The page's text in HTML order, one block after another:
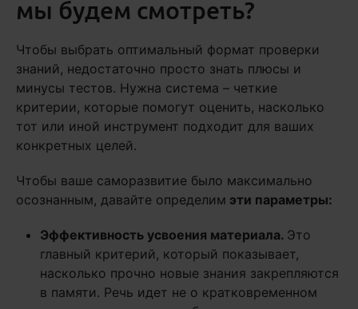
мы будем смотреть?
Чтобы выбрать оптимальный формат проверки
знаний, недостаточно просто знать плюсы и
минусы тестов. Нужна система – четкие
критерии, которые помогут оценить, насколько
тот или иной инструмент подходит для ваших
конкретных целей.
Чтобы ваше саморазвитие было максимально
осознанным, давайте определим эти параметры:
Эффективность усвоения материала. Это
главный критерий, который показывает,
насколько прочно новые знания закрепляются
в памяти. Речь идет не о кратковременном